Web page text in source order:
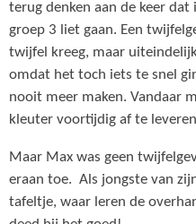
terug denken aan de keer
groep 3 liet gaan. Een
twijfel kreeg, maar
omdat het toch iets te snel
nooit meer maken. Vandaar
kleuter voortijdig af te
Maar Max was geen
eraan toe. Als jongste van
tafeltje, waar leren de